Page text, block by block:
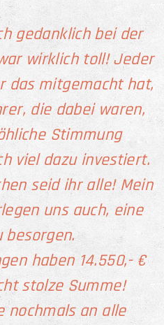
gedanklich bei der
wirklich toll! Jeder
das mitgemacht hat,
die dabei waren,
Stimmung
viel dazu investiert.
seid ihr alle! Mein
uns auch, eine
besorgen.
haben 14.550,- €
stolze Summe!
nochmals an alle